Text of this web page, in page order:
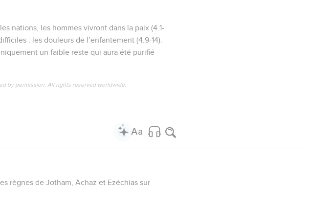
nations, les hommes vivront dans la paix (4.1-
: les douleurs de l’enfantement (4.9-14).
un faible reste qui aura été purifié
by permission. All rights reserved worldwide.
règnes de Jotham, Achaz et Ezéchias sur